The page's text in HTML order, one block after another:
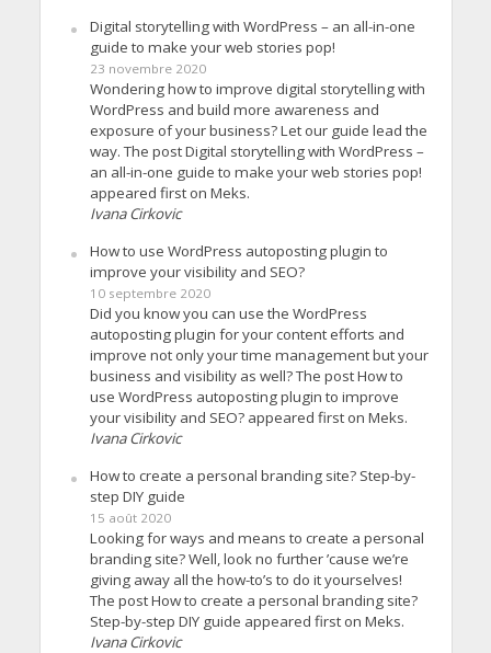
Digital storytelling with WordPress – an all-in-one
guide to make your web stories pop!
23 novembre 2020
Wondering how to improve digital storytelling with
WordPress and build more awareness and
exposure of your business? Let our guide lead the
way. The post Digital storytelling with WordPress –
an all-in-one guide to make your web stories pop!
appeared first on Meks.
Ivana Cirkovic
How to use WordPress autoposting plugin to
improve your visibility and SEO?
10 septembre 2020
Did you know you can use the WordPress
autoposting plugin for your content efforts and
improve not only your time management but your
business and visibility as well? The post How to
use WordPress autoposting plugin to improve
your visibility and SEO? appeared first on Meks.
Ivana Cirkovic
How to create a personal branding site? Step-by-
step DIY guide
15 août 2020
Looking for ways and means to create a personal
branding site? Well, look no further ’cause we’re
giving away all the how-to’s to do it yourselves!
The post How to create a personal branding site?
Step-by-step DIY guide appeared first on Meks.
Ivana Cirkovic